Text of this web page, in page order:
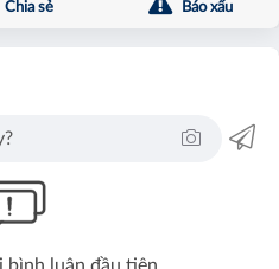
Chia sẻ Báo xấu